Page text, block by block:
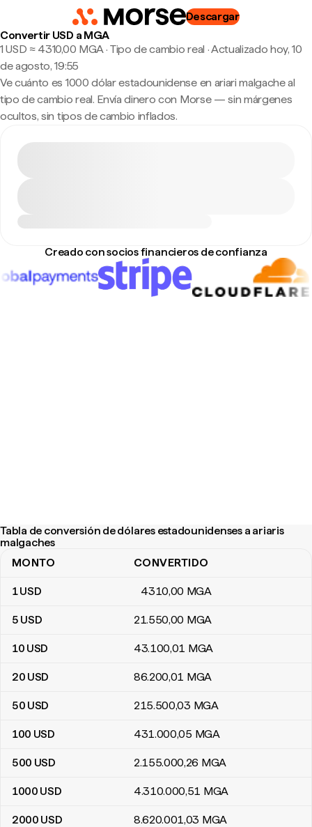
Descargar
Convertir USD a MGA
1 USD ≈ 4310,00 MGA · Tipo de cambio real ·Actualizado hoy, 10
de agosto, 19:55
Ve cuánto es 1000 dólar estadounidense en ariari malgache al
tipo de cambio real. Envía dinero con Morse — sin márgenes
ocultos, sin tipos de cambio inflados.
Creado con socios financieros de confianza
Tabla de conversión de dólares estadounidenses a ariaris
malgaches
Tabla de conversión de dólares estadounidenses a ariaris
MONTO CONVERTIDO
1USD 4310,00 MGA
5 USD 21.550,00 MGA
10 USD 43.100,01 MGA
20 USD 86.200,01 MGA
50 USD 215.500,03 MGA
100 USD 431.000,05 MGA
500 USD 2.155.000,26 MGA
1000 USD 4.310.000,51 MGA
2000 USD 8.620.001,03 MGA